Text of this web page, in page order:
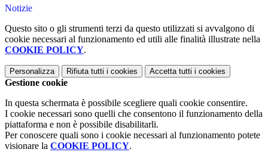
Notizie
Questo sito o gli strumenti terzi da questo utilizzati si avvalgono di
cookie necessari al funzionamento ed utili alle finalità illustrate nella
COOKIE POLICY.
Personalizza Rifiuta tutti i cookies Accetta tutti i cookies
Gestione cookie
In questa schermata è possibile scegliere quali cookie consentire.
I cookie necessari sono quelli che consentono il funzionamento della
piattaforma e non è possibile disabilitarli.
Per conoscere quali sono i cookie necessari al funzionamento potete
visionare la COOKIE POLICY.